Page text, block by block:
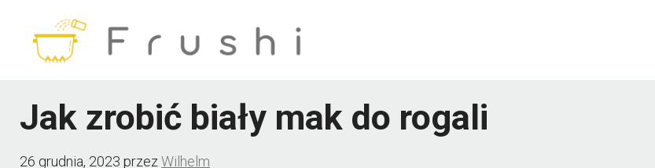
Jak zrobić biały mak do rogali
26 grudnia, 2023 przezWilhelm